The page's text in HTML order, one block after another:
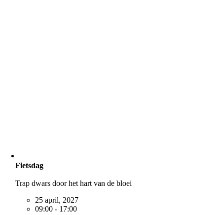
Fietsdag
Trap dwars door het hart van de bloei
25 april, 2027
09:00 - 17:00